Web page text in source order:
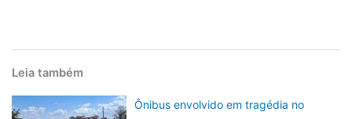
Leia também
Ônibus envolvido em tragédia no